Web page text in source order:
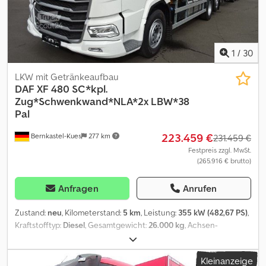
mittellanges Fahrerhaus * vollluftgefedert * Differenzialsperre
Csdpfx Ajzr Apcjl Tjrf * Spoiler * Sonnenblende * Sitzheizung *
Automatik Schaltung * Klima
1 / 30
Bernkastel-Kues 277 km
LKW mit Getränkeaufbau
DAF XF 480 SC*kpl.
Zug*Schwenkwand*NLA*2x LBW*38
Pal
223.459 €231.459 €
Festpreis zzgl. MwSt.
(265.916 € brutto)
Anfragen Anrufen
Zustand: neu, Kilometerstand: 5 km, Leistung: 355 kW (482,67 PS),
Kraftstofftyp: Diesel, Gesamtgewicht:26.000 kg, Achsen-
, Bremsen:
Getriebetyp:Automatisch, Emissionsklasse:Euro6, Gesamtbreite:
, Gesamthöhe:3.700 mm, Laderaumvolumen:84 m³,
Kleinanzeige